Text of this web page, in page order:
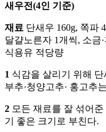
새우전(4인 기준)
재료 단새우 160g, 쪽파
달걀노른자 1개씩, 소금
식용유 적당량
1 식감을 살리기 위해
부추·청양고추· 홍고추
2 모든 재료를 잘 섞어
기 좋은 크기로 부친다.